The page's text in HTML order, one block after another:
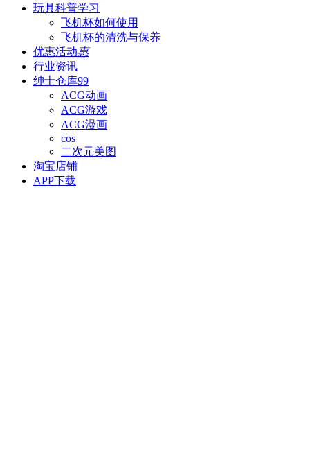
玩具科普学习
飞机杯如何使用
飞机杯的清洗与保养
优惠活动惠
行业资讯
绅士仓库99
ACG动画
ACG游戏
ACG漫画
cos
二次元美图
淘宝店铺
APP下载